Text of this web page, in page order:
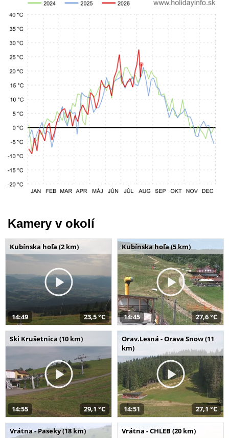
Kamery v okolí
Kubínska hoľa (2 km)
14:49 23,5 °C
Kubínska hoľa (5 km)
14:45 27,6 °C
Ski Krušetnica (10 km)
14:55 29,1 °C
Orav.Lesná - Orava Snow (11
km)
14:51 27,1 °C
Vrátna - Paseky (18 km) Vrátna - CHLEB (20 km)